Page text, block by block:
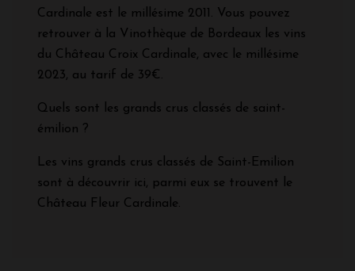
Cardinale est le millésime 2011. Vous pouvez
retrouver à la Vinothèque de Bordeaux les vins
du Château Croix Cardinale, avec le millésime
2023, au tarif de 39€.
Quels sont les grands crus classés de saint-
émilion ?
Les vins grands crus classés de Saint-Emilion
sont à découvrir ici, parmi eux se trouvent le
Château Fleur Cardinale.